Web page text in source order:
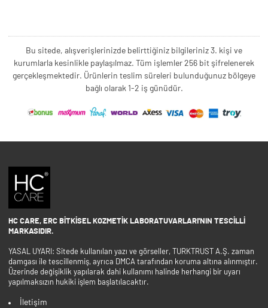
Bu sitede, alışverişlerinizde belirttiğiniz bilgileriniz 3. kişi ve
kurumlarla kesinlikle paylaşılmaz. Tüm işlemler 256 bit şifrelenerek
gerçekleşmektedir. Ürünlerin teslim süreleri bulunduğunuz bölgeye
bağlı olarak 1-2 iş günüdür.
HC CARE, ERC BITKISEL KOZMETIK LABORATUVARLARI'NIN TESCILLI
MARKASIDIR.
YASAL UYARI: Sitede kullanılan yazı ve görseller, TURKTRUST A.Ş. zaman
damgası ile tescillenmiş, ayrıca DMCA tarafından koruma altına alınmıştır.
Üzerinde değişiklik yapılarak dahi kullanımı halinde herhangi bir uyarı
yapılmaksızın hukiki işlem başlatılacaktır.
İletişim